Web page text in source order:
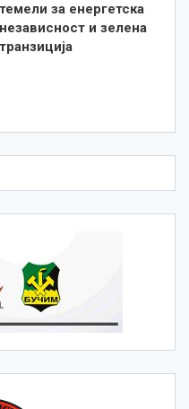
темели за енергетска
независност и зелена
транзиција